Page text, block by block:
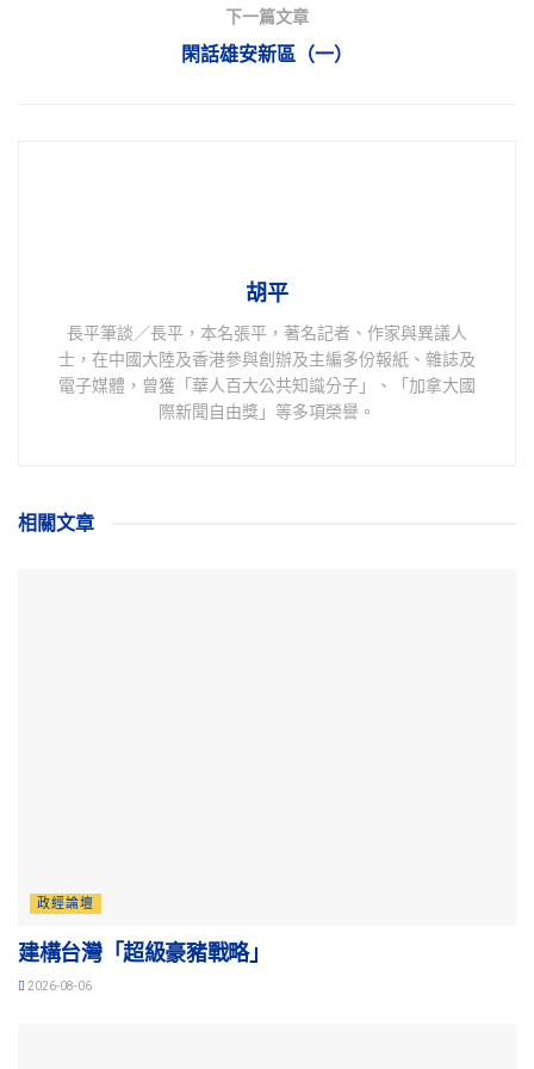
下一篇文章
閑話雄安新區（一）
胡平
長平筆談／長平，本名張平，著名記者、作家與異議人
士，在中國大陸及香港參與創辦及主編多份報紙、雜誌及
電子媒體，曾獲「華人百大公共知識分子」、「加拿大國
際新聞自由獎」等多項榮譽。
相關文章
政經論壇
建構台灣「超級豪豬戰略」
2026-08-06